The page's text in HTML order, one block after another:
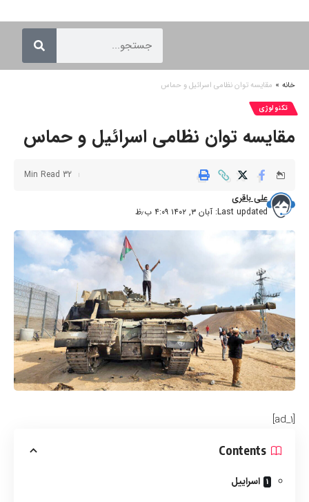
خانه » مقایسه توان نظامی اسرائیل و حماس
تکنولوژی
مقایسه توان نظامی اسرائیل و حماس
Last updated: آبان ۳, ۱۴۰۲ ۴:۰۹ ب٫ظ
علی باقری
32 Min Read
[ad_1]
Contents
اسراییل